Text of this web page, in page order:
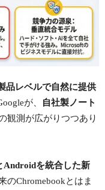
品レベルで自然に提供
が、
自社製ノート
観測が広がりつつあり
Androidを統合した新
のChromebookとはま